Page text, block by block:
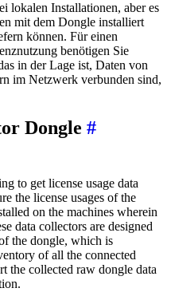
lokalen Installationen, aber es
mit dem Dongle installiert
können. Für einen
benötigen Sie
in der Lage ist, Daten von
im Netzwerk verbunden sind,
Dongle #
to get license usage data
the license usages of the
on the machines wherein
data collectors are designed
the dongle, which is
of all the connected
the collected raw dongle data